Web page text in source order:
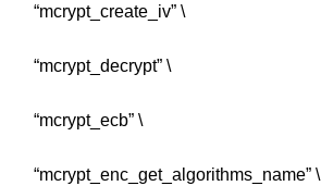
“mcrypt_create_iv” \
“mcrypt_decrypt” \
“mcrypt_ecb” \
“mcrypt_enc_get_algorithms_name” \